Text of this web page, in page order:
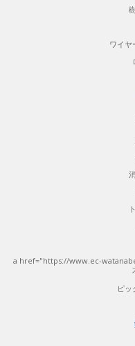
ワイヤ
a href="https://www.ec-
ピッ